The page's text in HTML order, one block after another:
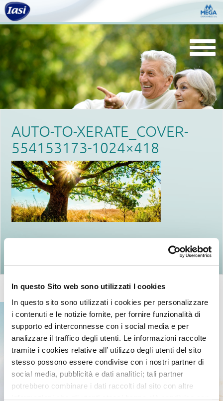
In questo Sito web sono utilizzati I cookies
In questo sito sono utilizzati i cookies per personalizzare
i contenuti e le notizie fornite, per fornire funzionalità di
supporto ed interconnesse con i social media e per
analizzare il traffico degli utenti. Le informazioni raccolte
tramite i cookies relative all’ utilizzo degli utenti del sito
stesso possono essere condivise con i nostri partner di
social media, pubblicità e dati analitici; tali partner
potrebbero combinare i dati raccolti dal sito con altre
AUTO-TO-XERATE_COVER-
554153173-1024×418